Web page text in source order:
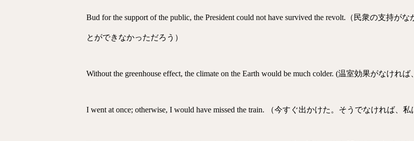
Bud for the support of the public, the President could not have survived the revolt.（民衆の支持
とができなかっただろう）
Without the greenhouse effect, the climate on the Earth would be much colder. (温室効果がなけ
I went at once; otherwise, I would have missed the train. （今すぐ出かけた。そうでなければ、